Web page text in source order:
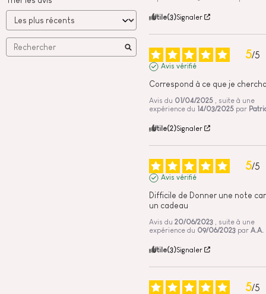
Utile(3)Signaler
5/5
Avis vérifié
Correspond à ce que je
Avis du 01/04/2025
, suite à une
expérience du 14/03/2025 par
Utile(2)Signaler
5/5
Avis vérifié
Difficile de Donner une note
un cadeau
Avis du 20/06/2023
, suite à une
expérience du 09/06/2023 par A.A.
Utile(3)Signaler
5/5